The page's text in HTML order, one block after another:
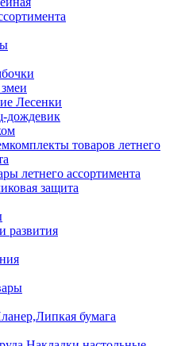
Лесенки
дождевик
товаров летнего
летнего ассортимента
защита
развития
бумага